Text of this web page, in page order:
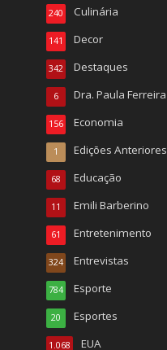
Culinária
240
Decor
141
Destaques
342
Dra. Paula Ferreira
6
Economia
156
Edições Anteriores
1
Educação
68
Emili Barberino
11
Entretenimento
61
Entrevistas
324
Esporte
784
Esportes
20
EUA
1.068